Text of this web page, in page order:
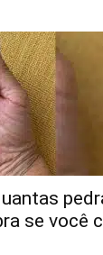
se você